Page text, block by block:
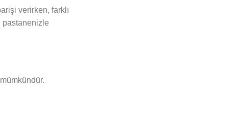
verirken, farklı
pastanenizle